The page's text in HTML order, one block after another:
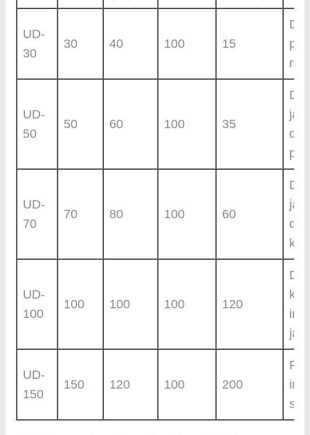
UD-
30
30 40 100 15
UD-
50
50 60 100 35
dan
UD-
70
70 80 100 60
UD-
100
100 100 100 120
UD-
150
150 120 100 200